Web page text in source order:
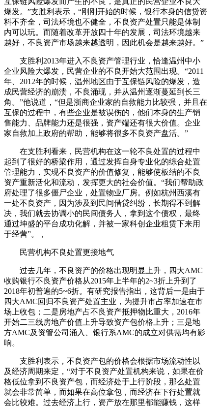
爆发。”支胜利表示，“刚刚开始的时候，银行本身的信贷资
料不齐全，司法环境也不健全，不良资产处置只能是体制
内可以玩。而随着改革开放四十年的发展，司法环境越来
越好，不良资产市场越来越透明，因此机会是越来越好。”
支胜利2013年进入不良资产管理行业，恰逢温州中小
企业风险大爆发，民营企业的不良开始大范围出现。“2011
年、2012年的时候，温州地区由于互保链风险的爆发，造
成民营经济的崩溃，不良涌现，并从温州逐渐蔓延到长三
角。”他说道，“但是浙商企业家的自救能力比较强，并且在
互保的过程中，有些企业是被误伤的，他们本身的生产销
售能力、品牌能力还是很强，资产端还有很大价值。企业
家自救加上政府的帮助，能够将很多不良资产盘活。”
在支胜利看来，民营机构在这一轮不良处置的过程中
起到了很好的桥梁作用，通过发挥自身专业化的综合处置
管理能力，实现不良资产的价值修复，能够使板结的不良
资产重新活化和流动，发挥更大的社会价值。“我们帮助政
府处理了很多僵尸企业，处置物业厂房。例如杭州西溪有
一处不良资产，因为涉及到民间借贷纠纷，长期得不到解
决，我们就去协调小的民间债务人，拿到这个债权，最终
通过坤盛的平台成功化解，并被一家科创企业租赁下来用
于经营”。，
民营机构不良处置更接地气
过去几年，不良资产的价格出现明显上升，四大AMC
收购银行不良资产价格从2015年上半年的2~3折上升到了
2018年初普遍的5~6折。有研究报告指出，这背后一是由于
四大AMC回归不良资产处置主业，为提升市占率加速在市
场上收包；二是房地产占不良资产抵押物比重大，2016年
开始二三线房地产价值上升导致资产包价格上升；三是地
方AMC及资管公司涌入、银行系AMC的成立对供需均有影
响。
支胜利表示，不良资产包的价格会根据市场流动性以
及经济周期来定，“对于不良资产处置机构来说，如果在价
格低位拿到不良资产包，而经济处于上行阶段，那么处置
就会非常简单，而如果在高位拿包，而经济在下行处置就
会比较难。过去经济上行，资产放在那里都能赚钱，这样